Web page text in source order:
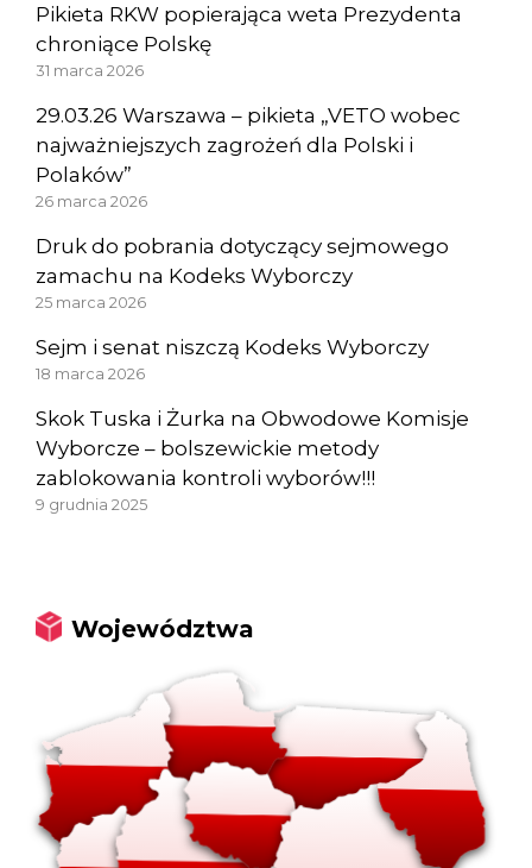
Pikieta RKW popierająca weta Prezydenta
chroniące Polskę
31 marca 2026
29.03.26 Warszawa – pikieta „VETO wobec
najważniejszych zagrożeń dla Polski i
Polaków”
26 marca 2026
Druk do pobrania dotyczący sejmowego
zamachu na Kodeks Wyborczy
25 marca 2026
Sejm i senat niszczą Kodeks Wyborczy
18 marca 2026
Skok Tuska i Żurka na Obwodowe Komisje
Wyborcze – bolszewickie metody
zablokowania kontroli wyborów!!!
9 grudnia 2025
Województwa